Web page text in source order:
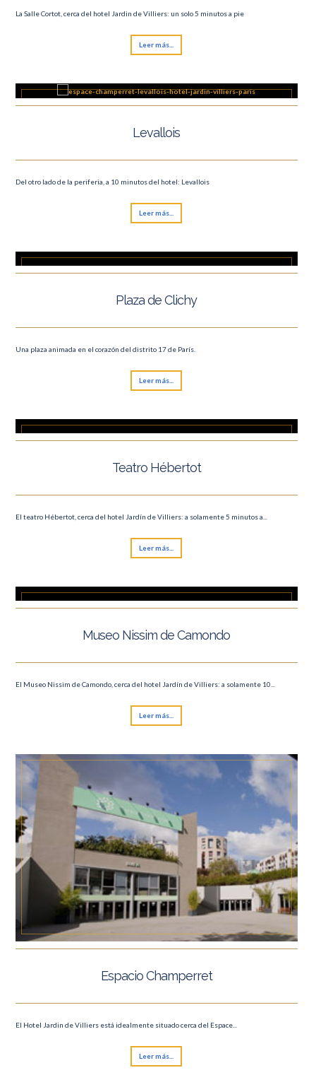
La Salle Cortot, cerca del hotel Jardin de Villiers: un solo 5 minutos a pie
Leer más...
Levallois
Del otro lado de la periferia, a 10 minutos del hotel: Levallois
Leer más...
Plaza de Clichy
Una plaza animada en el corazón del distrito 17 de París.
Leer más...
Teatro Hébertot
El teatro Hébertot, cerca del hotel Jardín de Villiers: a solamente 5 minutos a...
Leer más...
Museo Nissim de Camondo
El Museo Nissim de Camondo, cerca del hotel Jardín de Villiers: a solamente 10...
Leer más...
Espacio Champerret
El Hotel Jardin de Villiers está idealmente situado cerca del Espace...
Leer más...